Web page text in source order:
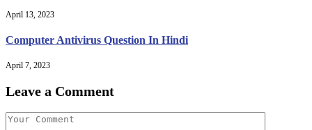
April 13, 2023
Computer Antivirus Question In Hindi
April 7, 2023
Leave a Comment